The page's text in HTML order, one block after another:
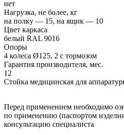
нет
Нагрузка, не более, кг
на полку — 15, на ящик — 10
Цвет каркаса
белый RAL 9016
Опоры
4 колеса Ø125, 2 с тормозом
Гарантия производителя, мес.
12
Стойка медицинская для
Перед применением необходимо
по применению (паспортом
консультацию специалиста